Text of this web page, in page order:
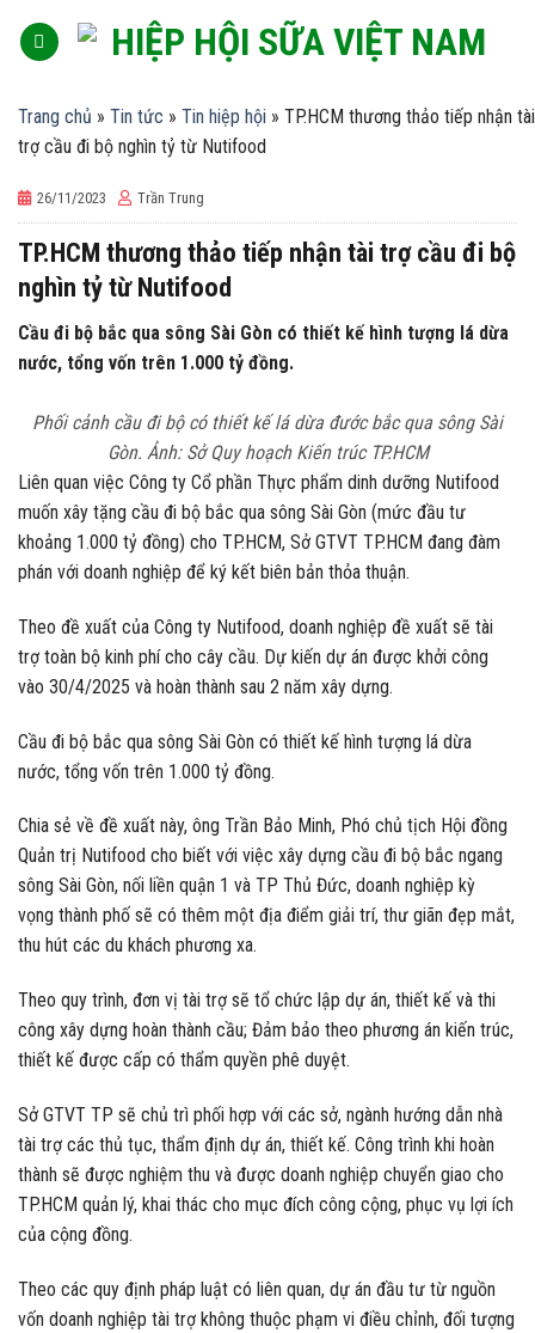
Trang chủ » Tin tức » Tin hiệp hội » TP.HCM thương thảo tiếp nhận tài
trợ cầu đi bộ nghìn tỷ từ Nutifood
26/11/2023 Trần Trung
TP.HCM thương thảo tiếp nhận tài trợ cầu đi bộ
nghìn tỷ từ Nutifood
Cầu đi bộ bắc qua sông Sài Gòn có thiết kế hình tượng lá dừa
nước, tổng vốn trên 1.000 tỷ đồng.
Phối cảnh cầu đi bộ có thiết kế lá dừa đước bắc qua sông Sài
Gòn. Ảnh: Sở Quy hoạch Kiến trúc TP.HCM
Liên quan việc Công ty Cổ phần Thực phẩm dinh dưỡng Nutifood
muốn xây tặng cầu đi bộ bắc qua sông Sài Gòn (mức đầu tư
khoảng 1.000 tỷ đồng) cho TP.HCM, Sở GTVT TP.HCM đang đàm
phán với doanh nghiệp để ký kết biên bản thỏa thuận.
Theo đề xuất của Công ty Nutifood, doanh nghiệp đề xuất sẽ tài
trợ toàn bộ kinh phí cho cây cầu. Dự kiến dự án được khởi công
vào 30/4/2025 và hoàn thành sau 2 năm xây dựng.
Cầu đi bộ bắc qua sông Sài Gòn có thiết kế hình tượng lá dừa
nước, tổng vốn trên 1.000 tỷ đồng.
Chia sẻ về đề xuất này, ông Trần Bảo Minh, Phó chủ tịch Hội đồng
Quản trị Nutifood cho biết với việc xây dựng cầu đi bộ bắc ngang
sông Sài Gòn, nối liền quận 1 và TP Thủ Đức, doanh nghiệp kỳ
vọng thành phố sẽ có thêm một địa điểm giải trí, thư giãn đẹp mắt,
thu hút các du khách phương xa.
Theo quy trình, đơn vị tài trợ sẽ tổ chức lập dự án, thiết kế và thi
công xây dựng hoàn thành cầu; Đảm bảo theo phương án kiến trúc,
thiết kế được cấp có thẩm quyền phê duyệt.
Sở GTVT TP sẽ chủ trì phối hợp với các sở, ngành hướng dẫn nhà
tài trợ các thủ tục, thẩm định dự án, thiết kế. Công trình khi hoàn
thành sẽ được nghiệm thu và được doanh nghiệp chuyển giao cho
TP.HCM quản lý, khai thác cho mục đích công cộng, phục vụ lợi ích
của cộng đồng.
Theo các quy định pháp luật có liên quan, dự án đầu tư từ nguồn
vốn doanh nghiệp tài trợ không thuộc phạm vi điều chỉnh, đối tượng